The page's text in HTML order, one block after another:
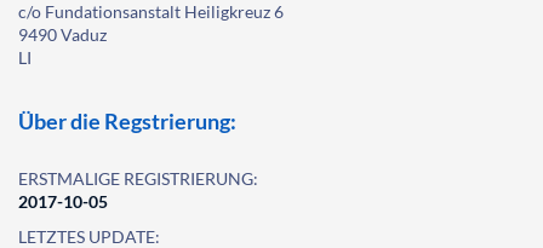
c/o Fundationsanstalt Heiligkreuz 6
9490 Vaduz
LI
Über die Regstrierung:
ERSTMALIGE REGISTRIERUNG:
2017-10-05
LETZTES UPDATE: